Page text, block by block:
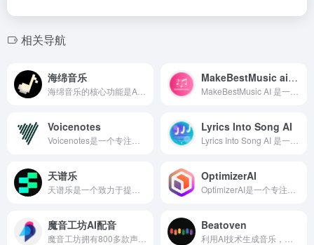
相关导航
海绵音乐 MakeBestMusic ai唱歌生成器免费
Voicenotes Lyrics Into Song AI
天谱乐 OptimizerAI
魔音工坊AI配音 Beatoven